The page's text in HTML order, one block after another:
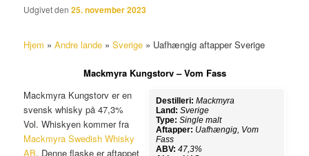
Udgivet den25. november 2023
Hjem »Andre lande »Sverige » Uafhængig aftapper Sverige
Mackmyra Kungstorv – Vom Fass
Destilleri: Mackmyra
Land: Sverige
Type: Single malt
Aftapper: Uafhængig, Vom
Fass
ABV: 47,3%
Mackmyra Kungstorv er en
svensk whisky på 47,3%
Vol. Whiskyen kommer fra
Mackmyra Swedish Whisky
AB. Denne flaske er aftappet